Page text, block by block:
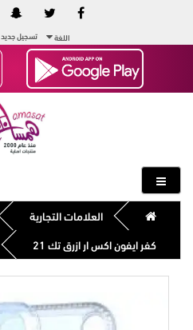
اللغة تسجيل جديد
العلامات التجارية
كفر ايفون اكس ار ازرق تك 21